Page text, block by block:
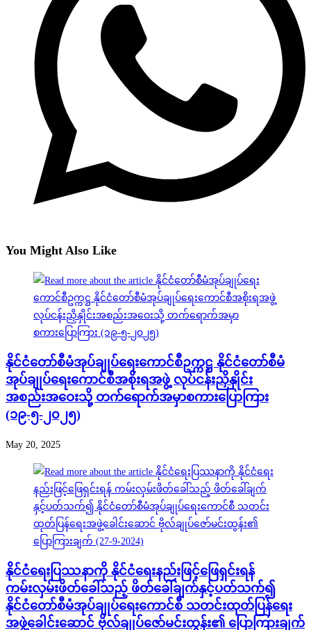
You Might Also Like
နိုင်ငံတော်စီမံအုပ်ချုပ်ရေးကောင်စီဥက္ကဋ္ဌ နိုင်ငံတော်စီမံ
အုပ်ချုပ်ရေးကောင်စီအစိုးရအဖွဲ့ လုပ်ငန်းညှိနှိုင်း
အစည်းအဝေးသို့ တက်ရောက်အမှာစကားပြောကြား
(၁၉-၅-၂၀၂၅)
May 20, 2025
နိုင်ငံရေးပြဿနာကို နိုင်ငံရေးနည်းဖြင့်ဖြေရှင်းရန်
ကမ်းလှမ်းဖိတ်ခေါ်သည့် ဖိတ်ခေါ်ချက်နှင့်ပတ်သက်၍
နိုင်ငံတော်စီမံအုပ်ချုပ်ရေးကောင်စီ သတင်းထုတ်ပြန်ရေး
အဖွဲ့ခေါင်းဆောင် ဗိုလ်ချုပ်ဇော်မင်းထွန်း၏ ပြောကြားချက်